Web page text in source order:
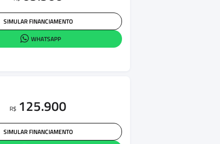
SIMULAR FINANCIAMENTO
WHATSAPP
R$ 125.900
SIMULAR FINANCIAMENTO